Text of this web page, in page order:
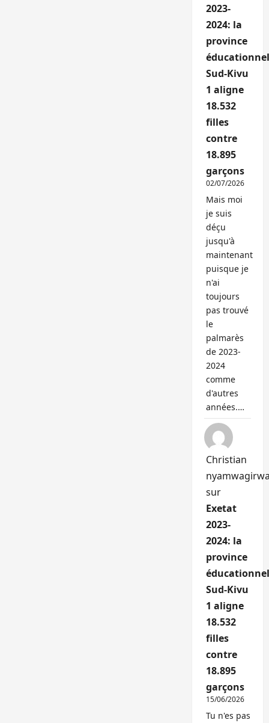
2023-
2024: la
province
Sud-Kivu
1 aligne
18.532
filles
contre
18.895
garçons
02/07/2026
Mais moi
je suis
déçu
jusqu'à
maintenant
puisque je
n'ai
toujours
pas trouvé
le
palmarès
de 2023-
2024
comme
d'autres
années.…
Christian
sur
Exetat
2023-
2024: la
province
Sud-Kivu
1 aligne
18.532
filles
contre
18.895
garçons
15/06/2026
Tu n'es pas